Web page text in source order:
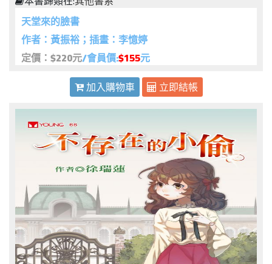
天堂來的臉書
作者：黃振裕；插畫：李憶婷
定價：$220元/會員價:$155元
加入購物車
立即結帳